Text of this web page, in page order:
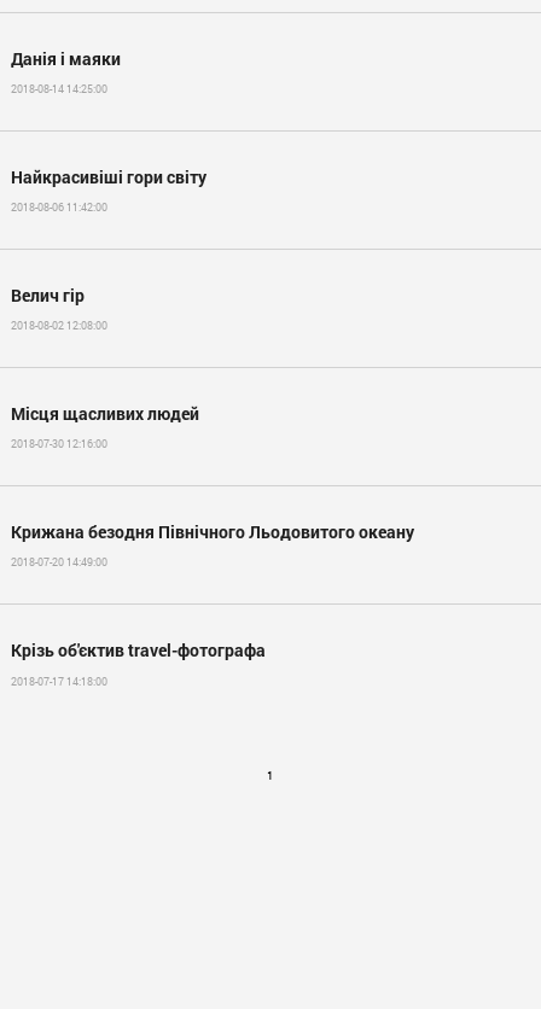
Данія і маяки
2018-08-14 14:25:00
Найкрасивіші гори світу
2018-08-06 11:42:00
Велич гір
2018-08-02 12:08:00
Місця щасливих людей
2018-07-30 12:16:00
Крижана безодня Північного Льодовитого океану
2018-07-20 14:49:00
Крізь об'єктив travel-фотографа
2018-07-17 14:18:00
1